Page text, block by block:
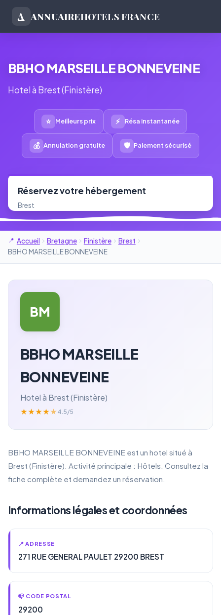
A ANNUAIREHOTELS FRANCE
BBHO MARSEILLE BONNEVEINE
Hotel à Brest (Finistère)
⭐ Meilleurs prix ⚡ Résa instantanée
💰 Annulation gratuite 🛡 Paiement sécurisé
Réservez votre hébergement
Brest
Accueil Bretagne Finistère
Brest
BBHO MARSEILLE BONNEVEINE
BM
BBHO MARSEILLE
BONNEVEINE
Hotel à Brest (Finistère)
★★★★★ 4.5/5
BBHO MARSEILLE BONNEVEINE est un hotel situé à
Brest (Finistère). Activité principale : Hôtels. Consultez la
fiche complète et demandez un réservation.
Informations légales et coordonnées
📍 ADRESSE
271 RUE GENERAL PAULET 29200 BREST
📪 CODE POSTAL
29200